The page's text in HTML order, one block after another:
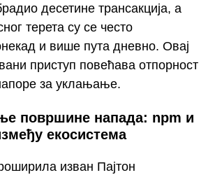
десетине трансакција, а
терета су се често
и више пута дневно. Овај
приступ повећава отпорност
за уклањање.
површине напада: npm и
екосистема
изван Пајтон